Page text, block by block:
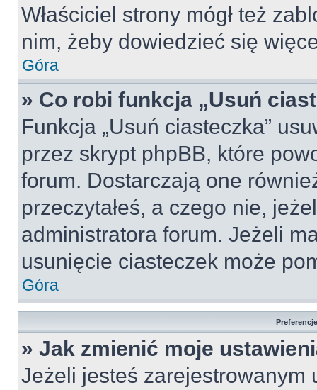
Właściciel strony mógł też
nim, żeby dowiedzieć się
Góra
» Co robi funkcja „Usuń
Funkcja „Usuń ciasteczka”
przez skrypt phpBB, które
forum. Dostarczają one
przeczytałeś, a czego nie,
administratora forum. Jeżeli
usunięcie ciasteczek może
Góra
» Jak zmienić moje
Jeżeli jesteś zarejestrowanym